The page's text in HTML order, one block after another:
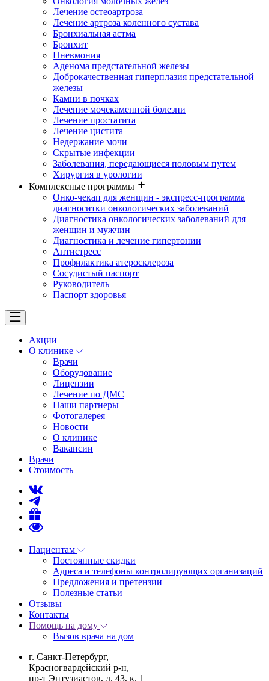
Лечение остеоартроза
Лечение артроза коленного сустава
Бронхиальная астма
Бронхит
Пневмония
Аденома предстательной железы
Доброкачественная гиперплазия предстательной
железы
Камни в почках
Лечение мочекаменной болезни
Лечение простатита
Лечение цистита
Недержание мочи
Скрытые инфекции
Заболевания, передающиеся половым путем
Хирургия в урологии
Комплексные программы
Онко-чекап для женщин - экспресс-программа
диагноситки онкологических заболеваний
Диагностика онкологических заболеваний для
женщин и мужчин
Диагностика и лечение гипертонии
Антистресс
Профилактика атеросклероза
Сосудистый паспорт
Руководитель
Паспорт здоровья
Акции
О клинике
Врачи
Оборудование
Лицензии
Лечение по ДМС
Наши партнеры
Фотогалерея
Новости
О клинике
Вакансии
Врачи
Стоимость
Пациентам
Постоянные скидки
Адреса и телефоны контролирующих организаций
Предложения и претензии
Полезные статьи
Отзывы
Контакты
Помощь на дому
Вызов врача на дом
г. Санкт-Петербург,
Красногвардейский р-н,
пр-т Энтузиастов, д. 43, к. 1